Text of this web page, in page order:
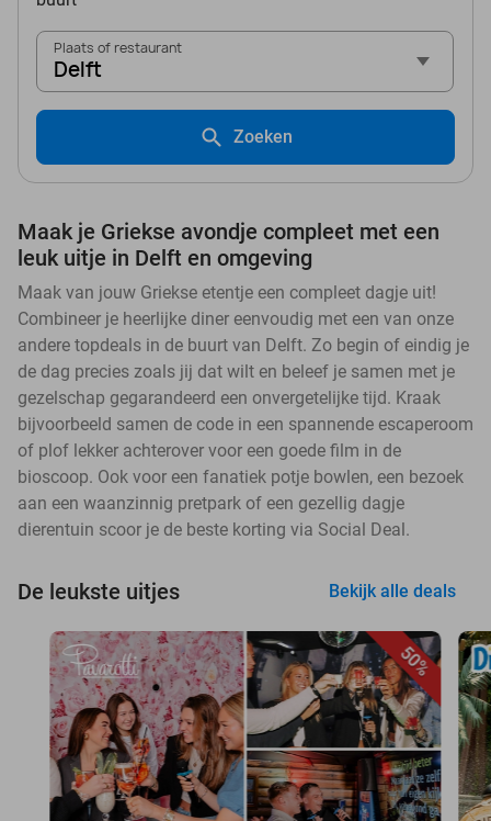
Plaats of restaurant
Delft
Zoeken
Maak je Griekse avondje compleet met een
leuk uitje in Delft en omgeving
Maak van jouw Griekse etentje een compleet dagje uit!
Combineer je heerlijke diner eenvoudig met een van onze
andere topdeals in de buurt van Delft. Zo begin of eindig je
de dag precies zoals jij dat wilt en beleef je samen met je
gezelschap gegarandeerd een onvergetelijke tijd. Kraak
bijvoorbeeld samen de code in een spannende escaperoom
of plof lekker achterover voor een goede film in de
bioscoop. Ook voor een fanatiek potje bowlen, een bezoek
aan een waanzinnig pretpark of een gezellig dagje
dierentuin scoor je de beste korting via Social Deal.
De leukste uitjes Bekijk alle deals
50%